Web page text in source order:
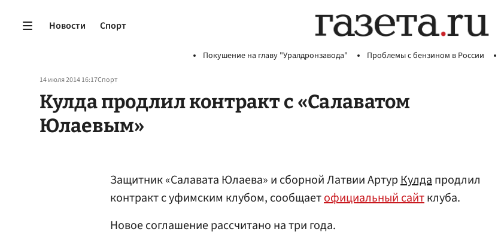
Новости Спорт
Покушение на главу "Уралдронзавода" Проблемы с бензином в России
14 июля 2014 16:17Спорт
Кулда продлил контракт с «Салаватом
Юлаевым»
Защитник «Салавата Юлаева» и сборной Латвии АртурКулдапродлил
контракт с уфимским клубом, сообщаетофициальный сайтклуба.
Новое соглашение рассчитано на три года.